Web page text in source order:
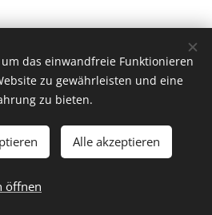
das einwandfreie Funktionieren
zu gewährleisten und eine
zu bieten.
Alle akzeptieren
öffnen